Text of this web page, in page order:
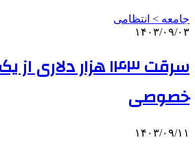
جامعه > انتظامی
۱۴۰۳/۰۹/۰۳
سرقت ۱۴۳ هزار
خصوصی
۱۴۰۳/۰۹/۱۱